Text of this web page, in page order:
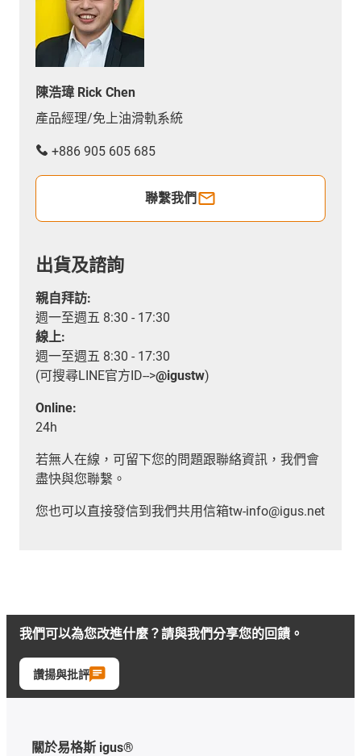
陳浩瑋 Rick Chen
產品經理/免上油滑軌系統
+886 905 605 685
聯繫我們
出貨及諮詢
親自拜訪:
週一至週五 8:30 - 17:30
線上:
週一至週五 8:30 - 17:30
(可搜尋LINE官方ID-->@igustw)
Online:
24h
若無人在線，可留下您的問題跟聯絡資訊，我們會
盡快與您聯繫。
您也可以直接發信到我們共用信箱tw-info@igus.net
我們可以為您改進什麼？請與我們分享您的回饋。
讚揚與批評
關於易格斯 igus®